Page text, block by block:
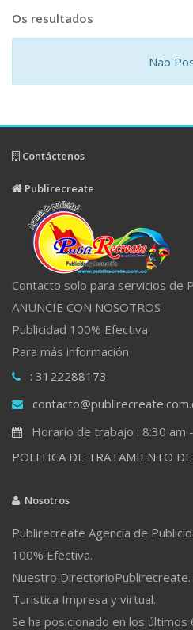
Os resultados
Não
Contáctenos
Publirecreate
Contacto solo para servicios de
ANUNCIE CON NOSOTROS
Publicidad 100% Efectiva
Para más información
: 3122288173
Horario de trabajo : 8:30 am
POLITICA DE TRATAMIENTO
Nosotros
Publirecreate Agencia de
100% Efectiva.
Nuestro DirectorioPublirecreate.
Turistica Impresa y virtual.
Se ha posicionado en los